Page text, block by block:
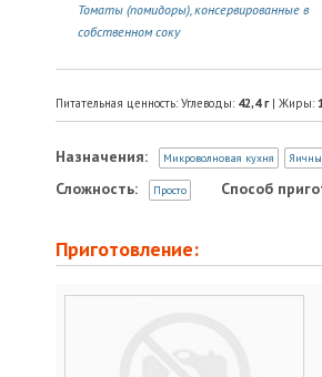
Томаты (помидоры), консервированные в
собственном соку
Питательная ценность: Углеводы: 42,4г| Жиры:
Назначения: Микроволновая кухня
Сложность:
Просто Способ
Приготовление: